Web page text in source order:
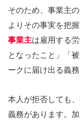
そのため、事業主
よりその事実を把
事業主は雇用する
となったこと」「
ークに届け出る義務
本人が拒否しても
義務があります。